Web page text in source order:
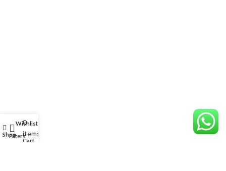
ShopFilters
Wishlist
0
items
Cart